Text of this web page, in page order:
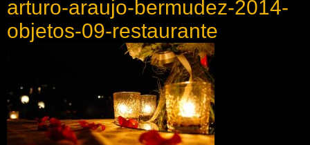
arturo-araujo-bermudez-2014-
objetos-09-restaurante